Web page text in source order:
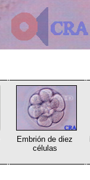
Embrión de diez
células